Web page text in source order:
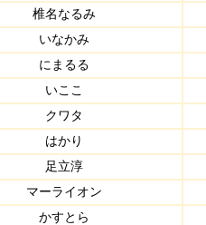
椎名なるみ
いなかみ
にまるる
いここ
クワタ
はかり
足立淳
マーライオン
かすとら